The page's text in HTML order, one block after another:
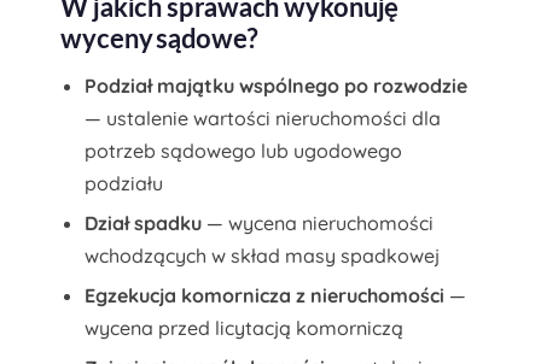
W jakich sprawach wykonuję
wyceny sądowe?
Podział majątku wspólnego po rozwodzie
— ustalenie wartości nieruchomości dla
potrzeb sądowego lub ugodowego
podziału
Dział spadku — wycena nieruchomości
wchodzących w skład masy spadkowej
Egzekucja komornicza z nieruchomości —
wycena przed licytacją komorniczą